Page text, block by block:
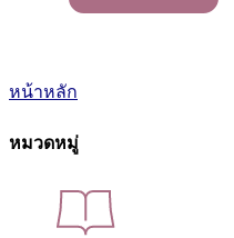
หน้าหลัก
หมวดหมู่